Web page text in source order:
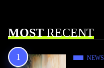
MOSTRECENT
NEWS